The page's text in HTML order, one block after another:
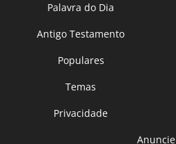
Palavra do Dia
Antigo Testamento
Populares
Temas
Privacidade
Anuncie